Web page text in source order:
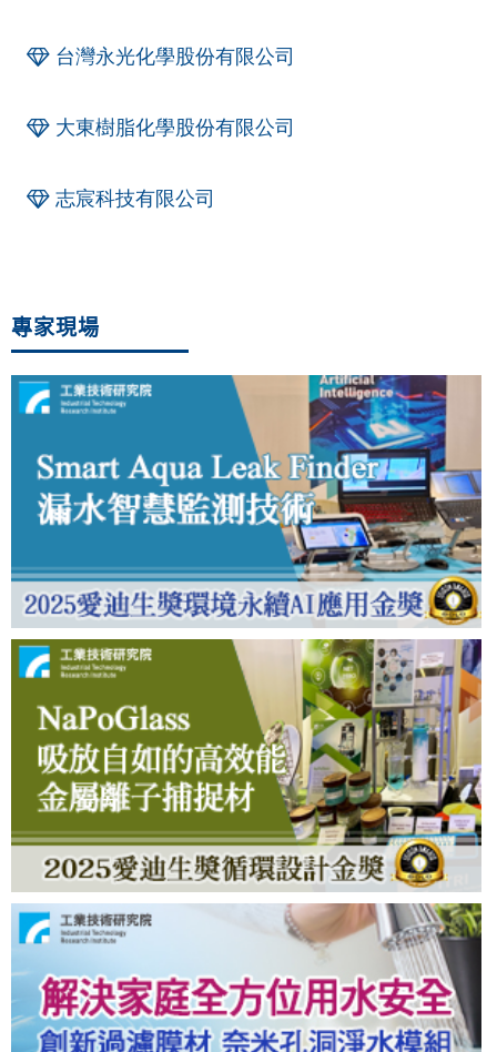
台灣永光化學股份有限公司
大東樹脂化學股份有限公司
志宸科技有限公司
專家現場